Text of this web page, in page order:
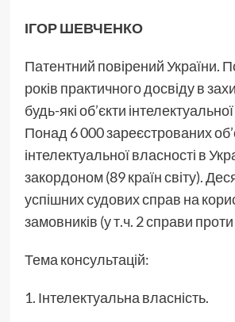
ІГОР ШЕВЧЕНКО
Патентний повірений України.
років практичного досвіду в
будь-які об’єкти
Понад 6 000 зареєстрованих
інтелектуальної власності в
закордоном (89 країн світу).
успішних судових справ на
замовників (у т.ч. 2 справи
Тема консультацій:
1. Інтелектуальна власність.